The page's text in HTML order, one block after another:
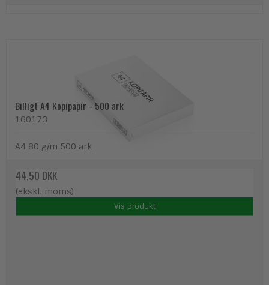
Billigt A4 Kopipapir - 500 ark
160173
A4 80 g/m 500 ark
44,50 DKK
(ekskl. moms)
Vis produkt